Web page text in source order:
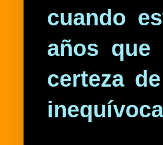
cuando
años
certeza